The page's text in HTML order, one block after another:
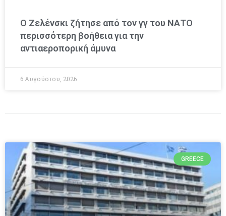
Ο Ζελένσκι ζήτησε από τον γγ του ΝΑΤΟ
περισσότερη βοήθεια για την
αντιαεροπορική άμυνα
6 Αυγούστου, 2026
GREECE